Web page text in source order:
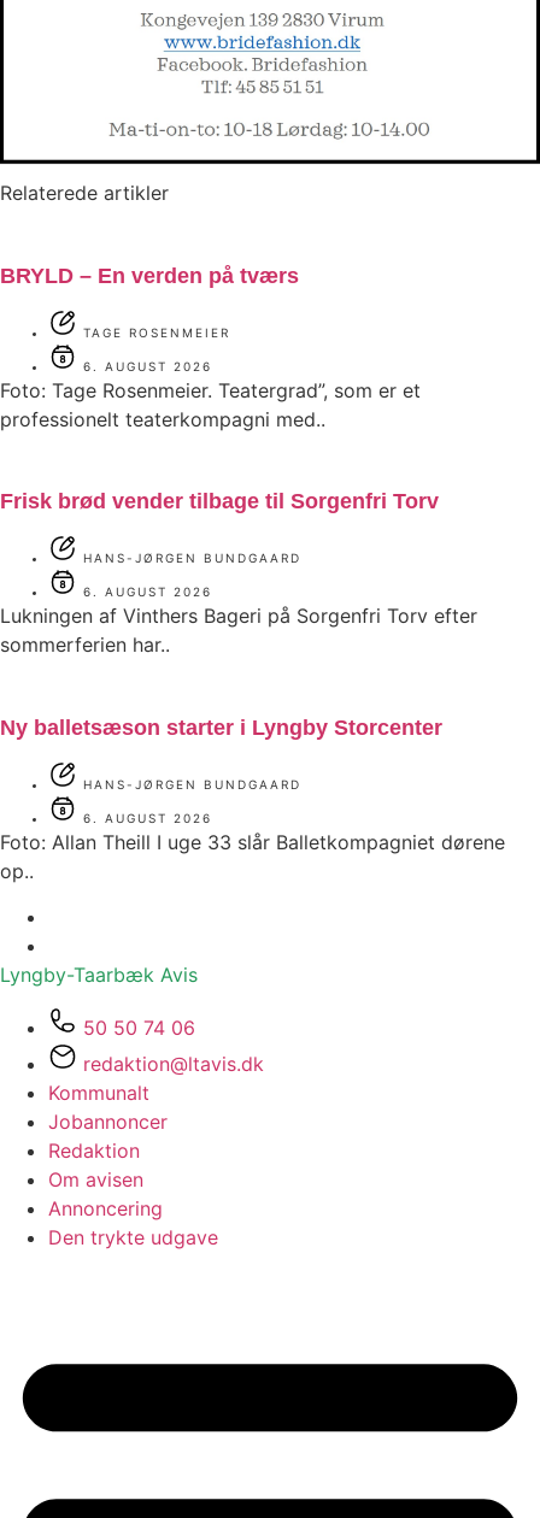
Relaterede artikler
BRYLD – En verden på tværs
TAGE ROSENMEIER
6. AUGUST 2026
Foto: Tage Rosenmeier. Teatergrad”, som er et
professionelt teaterkompagni med..
Frisk brød vender tilbage til Sorgenfri Torv
HANS-JØRGEN BUNDGAARD
6. AUGUST 2026
Lukningen af Vinthers Bageri på Sorgenfri Torv efter
sommerferien har..
Ny balletsæson starter i Lyngby Storcenter
HANS-JØRGEN BUNDGAARD
6. AUGUST 2026
Foto: Allan Theill I uge 33 slår Balletkompagniet dørene
op..
Lyngby-Taarbæk Avis
50 50 74 06
redaktion@ltavis.dk
Kommunalt
Jobannoncer
Redaktion
Om avisen
Annoncering
Den trykte udgave